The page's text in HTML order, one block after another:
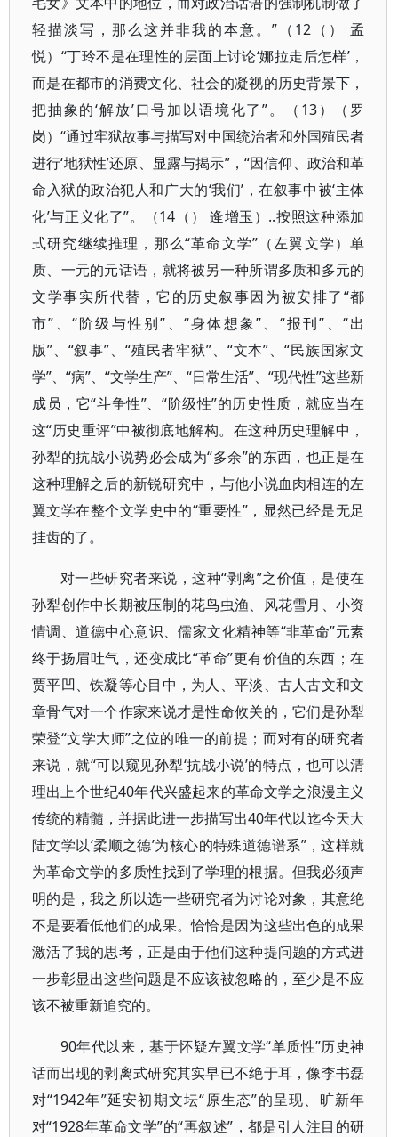
轻描淡写，那么这并非我的本意。”（12（） 孟
悦）“丁玲不是在理性的层面上讨论‘娜拉走后怎样’，
而是在都市的消费文化、社会的凝视的历史背景下，
把抽象的‘解放’口号加以语境化了”。（13）（罗
岗）“通过牢狱故事与描写对中国统治者和外国殖民者
进行‘地狱性’还原、显露与揭示”，“因信仰、政治和革
命入狱的政治犯人和广大的‘我们’，在叙事中被‘主体
化’与正义化了”。（14（） 逄增玉）..按照这种添加
式研究继续推理，那么“革命文学”（左翼文学）单
质、一元的元话语，就将被另一种所谓多质和多元的
文学事实所代替，它的历史叙事因为被安排了“都
市”、“阶级与性别”、“身体想象”、“报刊”、“出
版”、“叙事”、“殖民者牢狱”、“文本”、“民族国家文
学”、“病”、“文学生产”、“日常生活”、“现代性”这些新
成员，它“斗争性”、“阶级性”的历史性质，就应当在
这“历史重评”中被彻底地解构。在这种历史理解中，
孙犁的抗战小说势必会成为“多余”的东西，也正是在
这种理解之后的新锐研究中，与他小说血肉相连的左
翼文学在整个文学史中的“重要性”，显然已经是无足
挂齿的了。
对一些研究者来说，这种“剥离”之价值，是使在
孙犁创作中长期被压制的花鸟虫渔、风花雪月、小资
情调、道德中心意识、儒家文化精神等“非革命”元素
终于扬眉吐气，还变成比“革命”更有价值的东西；在
贾平凹、铁凝等心目中，为人、平淡、古人古文和文
章骨气对一个作家来说才是性命攸关的，它们是孙犁
荣登“文学大师”之位的唯一的前提；而对有的研究者
来说，就“可以窥见孙犁‘抗战小说’的特点，也可以清
理出上个世纪40年代兴盛起来的革命文学之浪漫主义
传统的精髓，并据此进一步描写出40年代以迄今天大
陆文学以‘柔顺之德’为核心的特殊道德谱系”，这样就
为革命文学的多质性找到了学理的根据。但我必须声
明的是，我之所以选一些研究者为讨论对象，其意绝
不是要看低他们的成果。恰恰是因为这些出色的成果
激活了我的思考，正是由于他们这种提问题的方式进
一步彰显出这些问题是不应该被忽略的，至少是不应
该不被重新追究的。
90年代以来，基于怀疑左翼文学“单质性”历史神
话而出现的剥离式研究其实早已不绝于耳，像李书磊
对“1942年”延安初期文坛“原生态”的呈现、旷新年
对“1928年革命文学”的“再叙述”，都是引人注目的研